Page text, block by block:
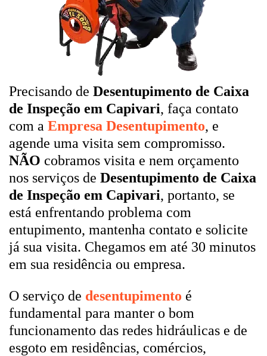
Precisando de Desentupimento de Caixa
de Inspeção em Capivari, faça contato
com a Empresa Desentupimento, e
agende uma visita sem compromisso.
NÃO cobramos visita e nem orçamento
nos serviços de Desentupimento de Caixa
de Inspeção em Capivari, portanto, se
está enfrentando problema com
entupimento, mantenha contato e solicite
já sua visita. Chegamos em até 30 minutos
em sua residência ou empresa.
O serviço de desentupimento é
fundamental para manter o bom
funcionamento das redes hidráulicas e de
esgoto em residências, comércios,